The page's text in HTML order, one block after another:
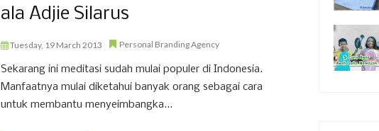
ala Adjie Silarus
Tuesday, 19 March 2013 Personal Branding Agency
Sekarang ini meditasi sudah mulai populer di Indonesia.
Manfaatnya mulai diketahui banyak orang sebagai cara
untuk membantu menyeimbangka...